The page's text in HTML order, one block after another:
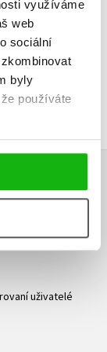
využíváme
web
sociální
byly
používáte
hodnocení.
uživatelé